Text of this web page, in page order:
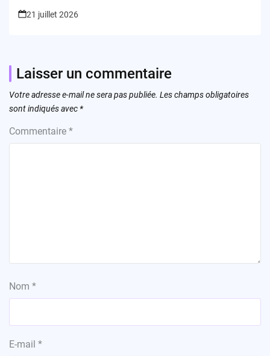
21 juillet 2026
Laisser un commentaire
Votre adresse e-mail ne sera pas publiée. Les champs obligatoires
sont indiqués avec *
Commentaire *
Nom *
E-mail *